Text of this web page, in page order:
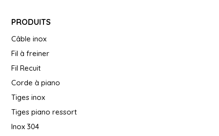
PRODUITS
Câble inox
Fil à freiner
Fil Recuit
Corde à piano
Tiges inox
Tiges piano ressort
Inox 304